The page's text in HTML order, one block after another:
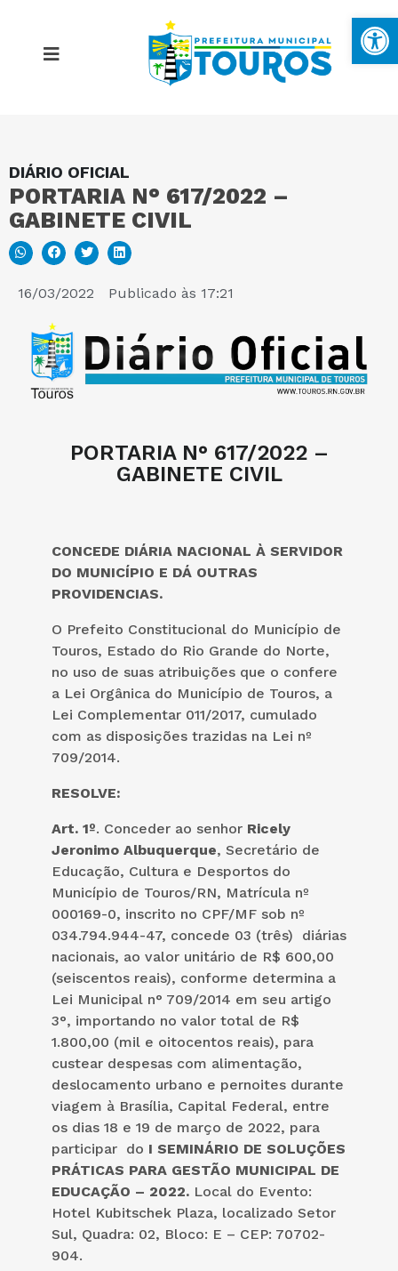
DIÁRIO OFICIAL
PORTARIA N° 617/2022 –
GABINETE CIVIL
16/03/2022 Publicado às 17:21
PORTARIA N° 617/2022 –
GABINETE CIVIL
CONCEDE DIÁRIA NACIONAL À SERVIDOR
DO MUNICÍPIO E DÁ OUTRAS
PROVIDENCIAS.
O Prefeito Constitucional do Município de
Touros, Estado do Rio Grande do Norte,
no uso de suas atribuições que o confere
a Lei Orgânica do Município de Touros, a
Lei Complementar 011/2017, cumulado
com as disposições trazidas na Lei nº
709/2014.
RESOLVE:
Art. 1º. Conceder ao senhor Ricely
Jeronimo Albuquerque, Secretário de
Educação, Cultura e Desportos do
Município de Touros/RN, Matrícula nº
000169-0, inscrito no CPF/MF sob nº
034.794.944-47, concede 03 (três) diárias
nacionais, ao valor unitário de R$ 600,00
(seiscentos reais), conforme determina a
Lei Municipal n° 709/2014 em seu artigo
3°, importando no valor total de R$
1.800,00 (mil e oitocentos reais), para
custear despesas com alimentação,
deslocamento urbano e pernoites durante
viagem à Brasília, Capital Federal, entre
os dias 18 e 19 de março de 2022, para
participar do I SEMINÁRIO DE SOLUÇÕES
PRÁTICAS PARA GESTÃO MUNICIPAL DE
EDUCAÇÃO – 2022. Local do Evento:
Hotel Kubitschek Plaza, localizado Setor
Sul, Quadra: 02, Bloco: E – CEP: 70702-
904.
MAPA DO SITE
PORTAL DA TRANSPARÊNCIA
E-SIC
PERGUNTAS FREQUENTES